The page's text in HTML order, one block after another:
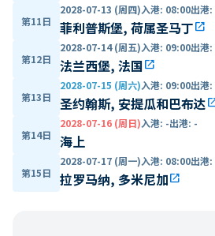
第11日
2028-07-13 (周四)入港: 08:00出港:
菲利普斯堡, 荷属圣马丁open_in_new
第12日
2028-07-14 (周五)入港: 09:00出港:
法兰西堡, 法国open_in_new
第13日
2028-07-15 (周六)入港: 09:00出港:
圣约翰斯, 安提瓜和巴布达
第14日
2028-07-16 (周日)入港: -出港: -
海上
第15日
2028-07-17 (周一)入港: 08:00出港:
拉罗马纳, 多米尼加open_in_new